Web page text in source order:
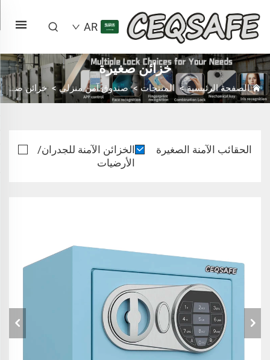
AR
خزائن صغيرة
الصفحة الرئيسية> المنتجات >صندوق آمن منزلي>خزائن صغيرة
الحقائب الآمنة الصغيرة
الخزائن الآمنة للجدران/
الأرضيات